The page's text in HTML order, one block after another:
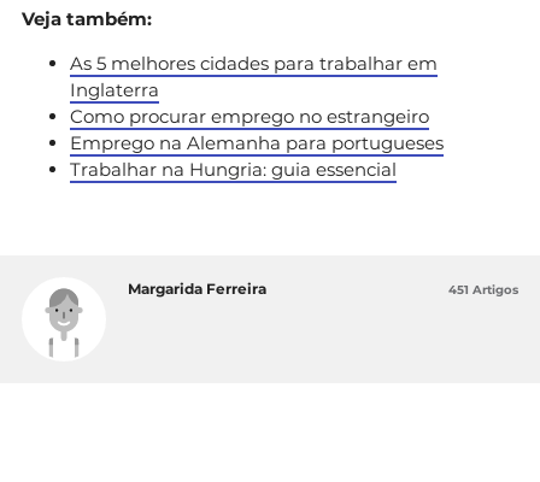
Veja também:
As 5 melhores cidades para trabalhar em
Inglaterra
Como procurar emprego no estrangeiro
Emprego na Alemanha para portugueses
Trabalhar na Hungria: guia essencial
Margarida Ferreira 451 Artigos